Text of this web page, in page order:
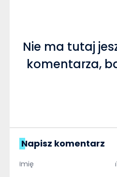
Nie ma tutaj
komentarza,
Napisz komentarz